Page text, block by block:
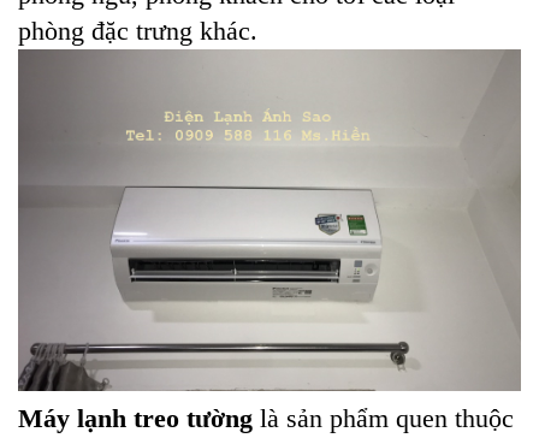
phòng đặc trưng khác.
Máy lạnh treo tường là sản phẩm quen thuộc